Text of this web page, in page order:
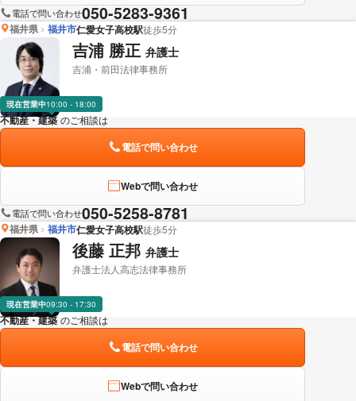
電話で問い合わせ050-5283-9361
福井県 福井市仁愛女子高校駅徒歩5分
吉浦 勝正 弁護士
吉浦・前田法律事務所
現在営業中10:00 - 18:00
不動産・建築 のご相談は
電話で問い合わせ
Webで問い合わせ
電話で問い合わせ050-5258-8781
福井県 福井市仁愛女子高校駅徒歩5分
後藤 正邦 弁護士
弁護士法人高志法律事務所
現在営業中09:30 - 17:30
不動産・建築 のご相談は
電話で問い合わせ
Webで問い合わせ